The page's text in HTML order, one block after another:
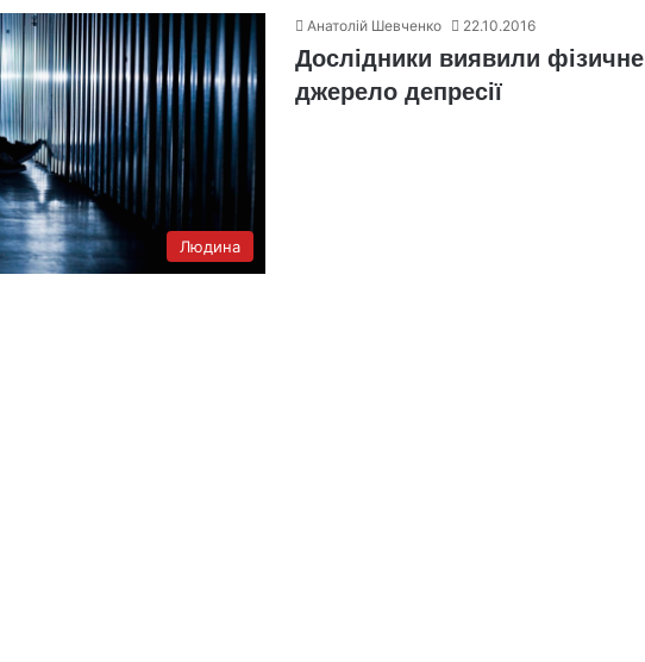
Людина
Анатолій Шевченко 22.10.2016
Дослідники виявили фізичне
джерело депресії